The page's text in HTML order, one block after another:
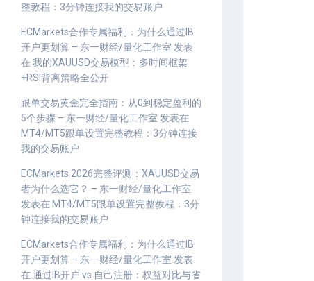
整教程：3分钟连接我的交易账户
ECMarkets合作专属福利：为什么通过IB
开户更划算 – 东一财经/量化工作室 发表
在 我的XAUUSD交易模型：多时间框架
+RSI背离策略全公开
跟单交易黄金完全指南：从0到稳定盈利的
5个步骤 – 东一财经/量化工作室 发表在
MT4/MT5跟单设置完整教程：3分钟连接
我的交易账户
ECMarkets 2026完整评测：XAUUSD交易
者为什么选它？ – 东一财经/量化工作室
发表在 MT4/MT5跟单设置完整教程：3分
钟连接我的交易账户
ECMarkets合作专属福利：为什么通过IB
开户更划算 – 东一财经/量化工作室 发表
在 通过IB开户 vs 自己注册：权益对比与省